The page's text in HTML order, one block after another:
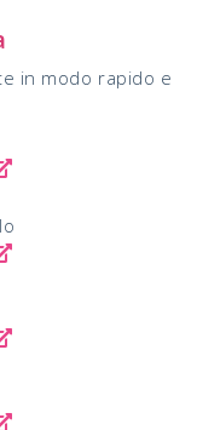
in modo rapido e